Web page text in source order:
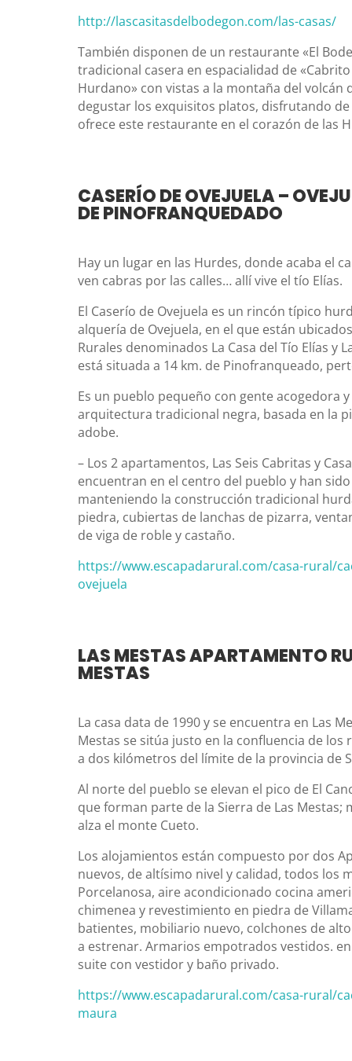
http://lascasitasdelbodegon.com/las-casas/
También disponen de un restaurante «El
tradicional casera en espacialidad de «Cabrito
Hurdano» con vistas a la montaña del volcán
degustar los exquisitos platos, disfrutando
ofrece este restaurante en el corazón de las
CASERÍO DE OVEJUELA –
DE PINOFRANQUEDADO
Hay un lugar en las Hurdes, donde acaba el
ven cabras por las calles… allí vive el tío Elías.
El Caserío de Ovejuela es un rincón típico
alquería de Ovejuela, en el que están
Rurales denominados La Casa del Tío Elías y
está situada a 14 km. de Pinofranqueado,
Es un pueblo pequeño con gente acogedora
arquitectura tradicional negra, basada en la
adobe.
– Los 2 apartamentos, Las Seis Cabritas y
encuentran en el centro del pueblo y han
manteniendo la construcción tradicional
piedra, cubiertas de lanchas de pizarra,
de viga de roble y castaño.
https://www.escapadarural.com/casa-rural/
ovejuela
LAS MESTAS APARTAMENTO
MESTAS
La casa data de 1990 y se encuentra en Las
Mestas se sitúa justo en la confluencia de los
a dos kilómetros del límite de la provincia de
Al norte del pueblo se elevan el pico de El
que forman parte de la Sierra de Las Mestas;
alza el monte Cueto.
Los alojamientos están compuesto por dos
nuevos, de altísimo nivel y calidad, todos los
Porcelanosa, aire acondicionado cocina
chimenea y revestimiento en piedra de
batientes, mobiliario nuevo, colchones de
a estrenar. Armarios empotrados vestidos.
suite con vestidor y baño privado.
https://www.escapadarural.com/casa-rural/
maura